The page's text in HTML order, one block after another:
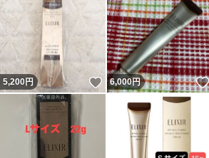
5,200円 いいね！
6,000円